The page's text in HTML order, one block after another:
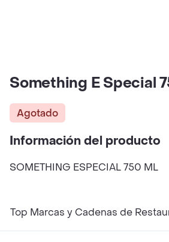
Something E Special
Agotado
Información del producto
SOMETHING ESPECIAL 750 ML
Top Marcas y Cadenas de